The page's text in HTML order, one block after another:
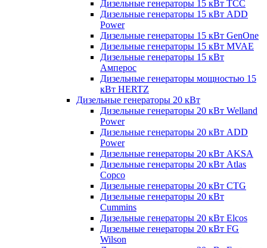
Дизельные генераторы 15 кВт ТСС
Дизельные генераторы 15 кВт ADD
Power
Дизельные генераторы 15 кВт GenOne
Дизельные генераторы 15 кВт MVAE
Дизельные генераторы 15 кВт
Амперос
Дизельные генераторы мощностью 15
кВт HERTZ
Дизельные генераторы 20 кВт
Дизельные генераторы 20 кВт Welland
Power
Дизельные генераторы 20 кВт ADD
Power
Дизельные генераторы 20 кВт AKSA
Дизельные генераторы 20 кВт Atlas
Copco
Дизельные генераторы 20 кВт CTG
Дизельные генераторы 20 кВт
Cummins
Дизельные генераторы 20 кВт Elcos
Дизельные генераторы 20 кВт FG
Wilson